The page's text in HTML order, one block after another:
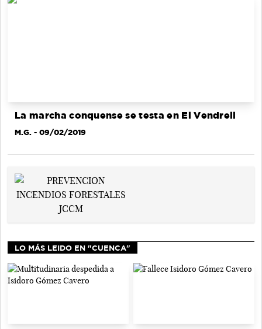
La marcha conquense se testa en El Vendrell
M.G. - 09/02/2019
LO MÁS LEIDO EN "CUENCA"